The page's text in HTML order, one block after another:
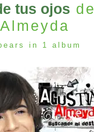
tus ojos de
in 1 album